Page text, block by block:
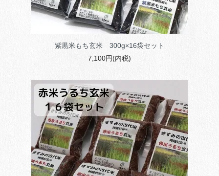
紫黒米もち玄米 300g×16袋セット
7,100円(内税)